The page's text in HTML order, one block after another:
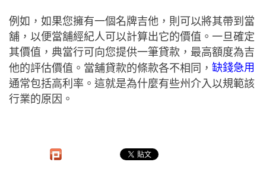
例如，如果您擁有一個名牌吉他，則可以將其帶到當
舖，以便當舖經紀人可以計算出它的價值。一旦確定
其價值，典當行可向您提供一筆貸款，最高額度為吉
他的評估價值。當舖貸款的條款各不相同， 缺錢急用
通常包括高利率。這就是為什麼有些州介入以規範該
行業的原因。